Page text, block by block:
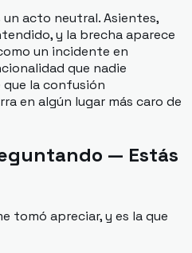
acto neutral. Asientes,
y la brecha aparece
un incidente en
que nadie
que la confusión
en algún lugar más caro de
— Estás
tomó apreciar, y es la que